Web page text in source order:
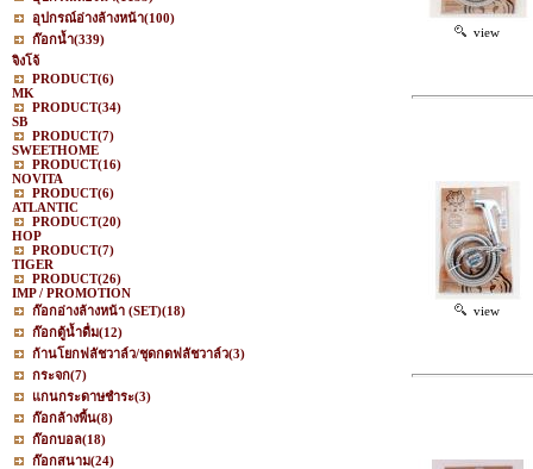
อุปกรณ์อ่างล้างหน้า(100)
ก๊อกน้ำ(339)
จิงโจ้
PRODUCT(6)
MK
PRODUCT(34)
SB
PRODUCT(7)
SWEETHOME
PRODUCT(16)
NOVITA
PRODUCT(6)
ATLANTIC
PRODUCT(20)
HOP
PRODUCT(7)
TIGER
PRODUCT(26)
IMP / PROMOTION
ก๊อกอ่างล้างหน้า (SET)(18)
ก๊อกตู้น้ำดื่ม(12)
ก้านโยกฟลัชวาล์ว/ชุดกดฟลัชวาล์ว(3)
กระจก(7)
แกนกระดาษชำระ(3)
ก๊อกล้างพื้น(8)
ก๊อกบอล(18)
ก๊อกสนาม(24)
view
view